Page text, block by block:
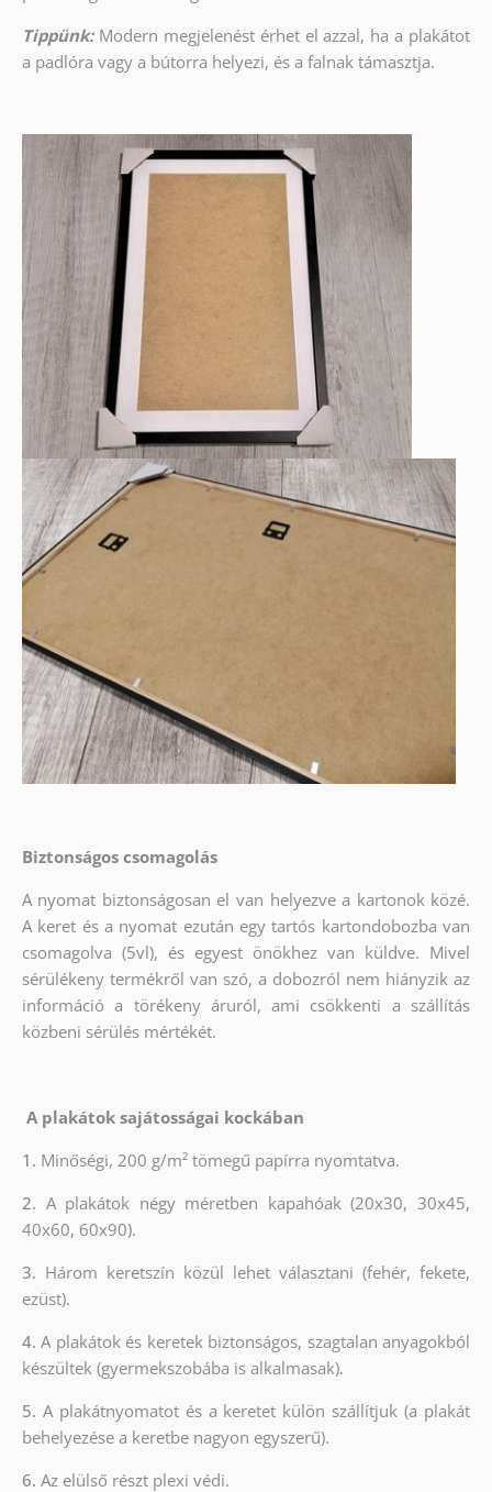
Tippünk: Modern megjelenést érhet el azzal, ha a plakátot
a padlóra vagy a bútorra helyezi, és a falnak támasztja.
Biztonságos csomagolás
A nyomat biztonságosan el van helyezve a kartonok közé.
A keret és a nyomat ezután egy tartós kartondobozba van
csomagolva (5vl), és egyest önökhez van küldve. Mivel
sérülékeny termékről van szó, a dobozról nem hiányzik az
információ a törékeny áruról, ami csökkenti a szállítás
közbeni sérülés mértékét.
A plakátok sajátosságai kockában
1. Minőségi, 200 g/m² tömegű papírra nyomtatva.
2. A plakátok négy méretben kapahóak (20x30, 30x45,
40x60, 60x90).
3. Három keretszín közül lehet választani (fehér, fekete,
ezüst).
4.A plakátok és keretek biztonságos, szagtalan anyagokból
készültek (gyermekszobába is alkalmasak).
5. A plakátnyomatot és a keretet külön szállítjuk (a plakát
behelyezése a keretbe nagyon egyszerű).
6. Az elülső részt plexi védi.